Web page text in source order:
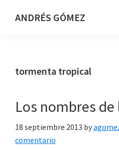
página
ANDRÉS GÓMEZ
en
tormenta tropical
Los nombres
18 septiembre 2013 by
comentario